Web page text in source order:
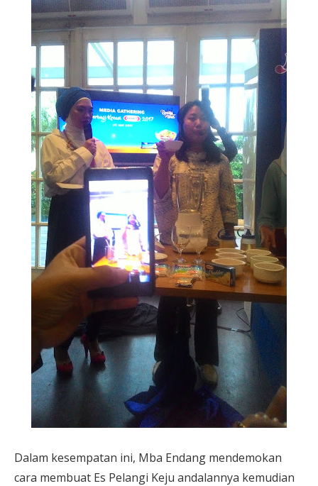
Dalam kesempatan ini, Mba Endang mendemokan
cara membuat Es Pelangi Keju andalannya kemudian